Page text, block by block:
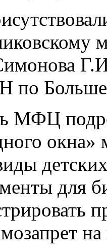
по
МФЦ
для